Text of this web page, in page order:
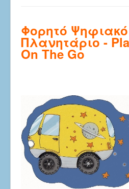
Φορητό Ψηφιακό
Πλανητάριο -
On The Go